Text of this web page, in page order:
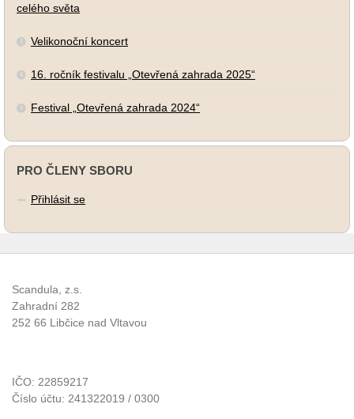
celého světa
Velikonoční koncert
16. ročník festivalu „Otevřená zahrada 2025“
Festival „Otevřená zahrada 2024“
PRO ČLENY SBORU
Přihlásit se
Scandula, z.s.
Zahradní 282
252 66 Libčice nad Vltavou
IČO: 22859217
Číslo účtu: 241322019 / 0300